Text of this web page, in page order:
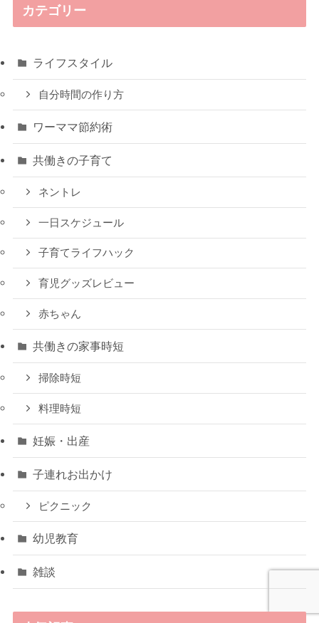
カテゴリー
ライフスタイル
自分時間の作り方
ワーママ節約術
共働きの子育て
ネントレ
一日スケジュール
子育てライフハック
育児グッズレビュー
赤ちゃん
共働きの家事時短
掃除時短
料理時短
妊娠・出産
子連れお出かけ
ピクニック
幼児教育
雑談